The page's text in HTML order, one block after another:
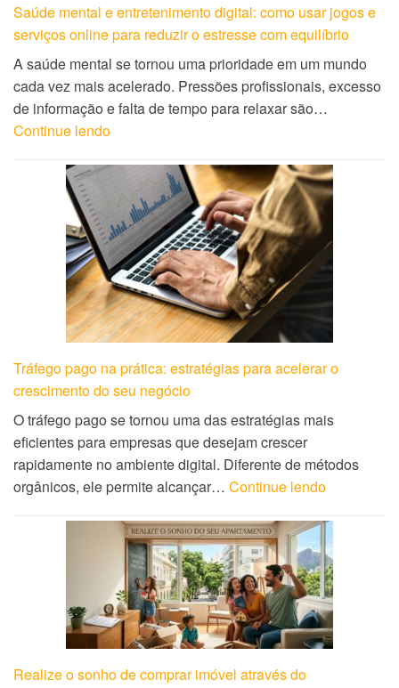
Saúde mental e entretenimento digital: como usar jogos e
serviços online para reduzir o estresse com equilíbrio
A saúde mental se tornou uma prioridade em um mundo
cada vez mais acelerado. Pressões profissionais, excesso
de informação e falta de tempo para relaxar são…
Continue lendo
Tráfego pago na prática: estratégias para acelerar o
crescimento do seu negócio
O tráfego pago se tornou uma das estratégias mais
eficientes para empresas que desejam crescer
rapidamente no ambiente digital. Diferente de métodos
orgânicos, ele permite alcançar… Continue lendo
Realize o sonho de comprar imóvel através do